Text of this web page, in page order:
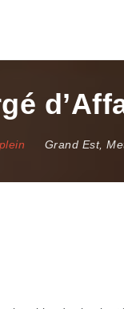
Grand Est,